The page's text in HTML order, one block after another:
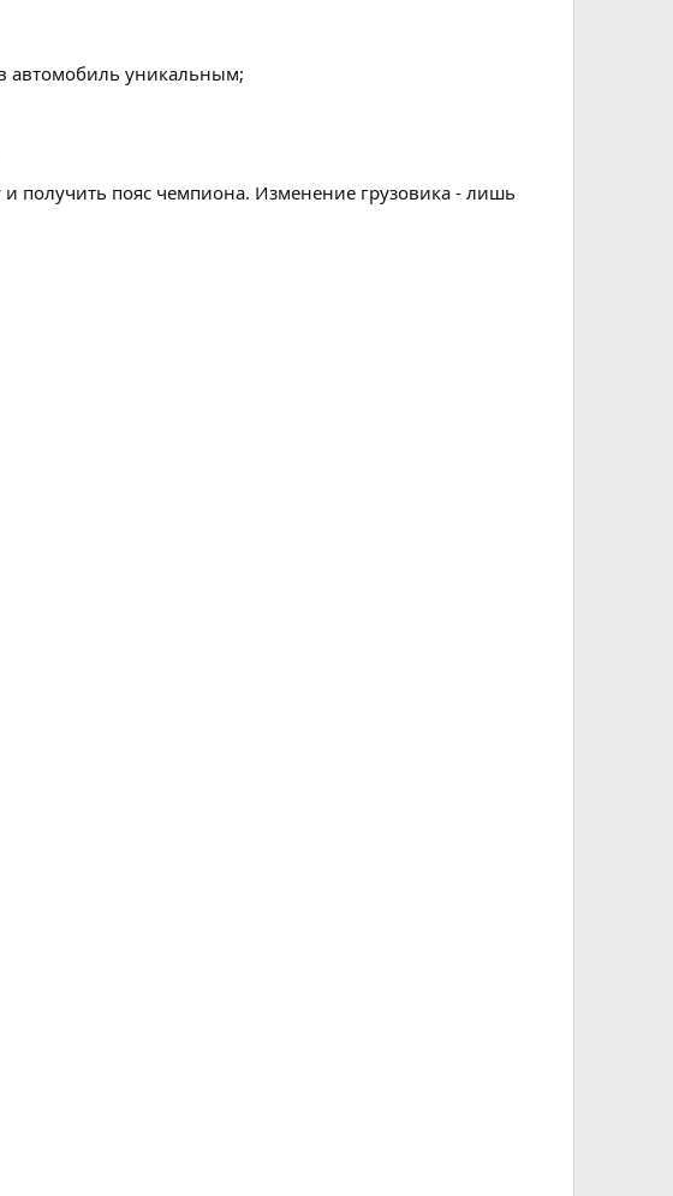
автомобиль уникальным;
и получить пояс чемпиона. Изменение грузовика - лишь